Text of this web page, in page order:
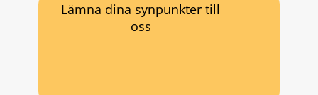
Lämna dina synpunkter till
oss